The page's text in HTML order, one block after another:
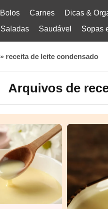
Bolos Carnes Dicas &
Saladas Saudável Sopas
» receita de leite condensado
Arquivos de